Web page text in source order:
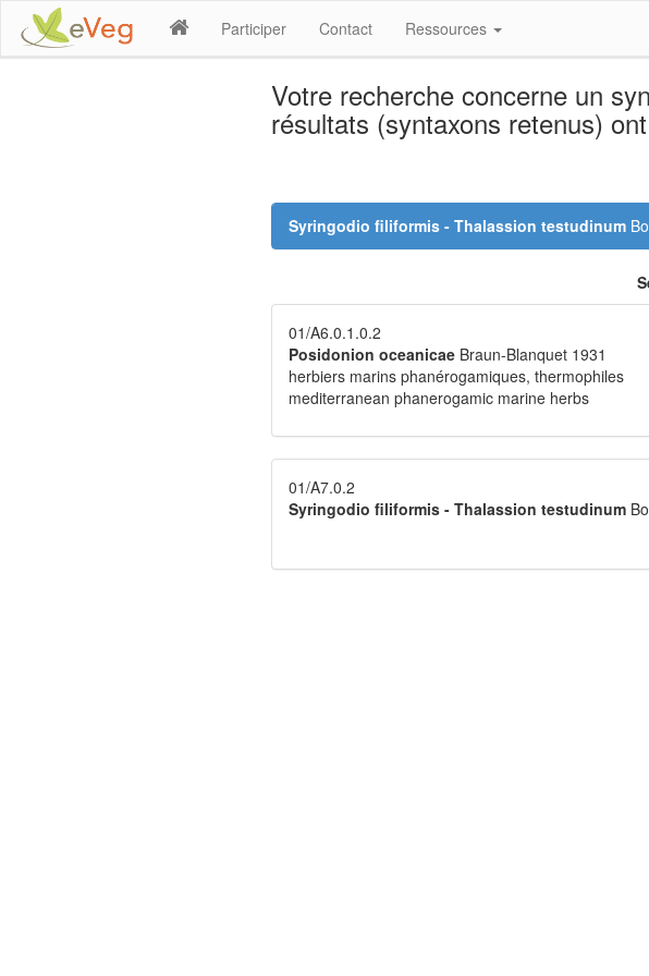
Participer Contact Ressources
Votre recherche concerne un
résultats (syntaxons retenus)
Syringodio filiformis - Thalassion testudinum
01/A6.0.1.0.2
Posidonion oceanicae Braun-Blanquet 1931
herbiers marins phanérogamiques, thermophiles
mediterranean phanerogamic marine herbs
01/A7.0.2
Syringodio filiformis - Thalassion testudinum